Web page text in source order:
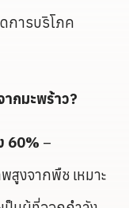
การบริโภค
ากมะพร้าว?
60% –
งจากพืช เหมาะ